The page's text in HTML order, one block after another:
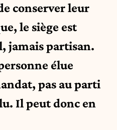
conserver leur
le siège est
jamais partisan.
élue
pas au parti
Il peut donc en